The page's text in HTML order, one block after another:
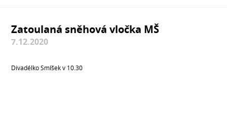
Zatoulaná sněhová vločka MŠ
7.12.2020
Divadélko Smíšek v 10.30